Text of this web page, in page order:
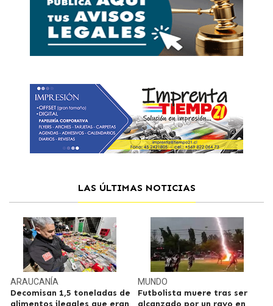
LAS ÚLTIMAS NOTICIAS
ARAUCANÍA
Decomisan 1,5 toneladas de
alimentos ilegales que eran
MUNDO
Futbolista muere tras ser
alcanzado por un rayo en